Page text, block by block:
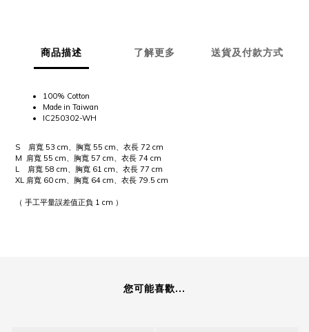
商品描述 了解更多 送貨及付款方式
100% Cotton
Made in Taiwan
IC250302-WH
S 肩寬 53 cm、胸寬 55 cm、衣長 72 cm
M 肩寬 55 cm、胸寬 57 cm、衣長 74 cm
L 肩寬 58 cm、胸寬 61 cm、衣長 77 cm
XL 肩寬 60 cm、胸寬 64 cm、衣長 79.5 cm
（ 手工平量誤差值正負 1 cm ）
您可能喜歡...